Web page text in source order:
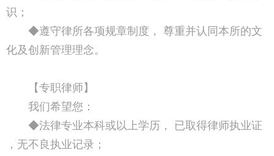
识；
◆遵守律所各项规章制度， 尊重并认同本所的文
化及创新管理理念。
【专职律师】
我们希望您：
◆法律专业本科或以上学历， 已取得律师执业证
，无不良执业记录；